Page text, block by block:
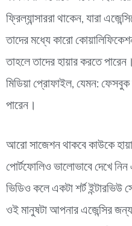
ফ্রিল্যান্সাররা থাকেন, যারা
তাদের মধ্যে কারো
তাহলে তাদের হায়ার করতে
মিডিয়া প্রোফাইল, যেমন:
পারেন।
আরো সাজেশন থাকবে কাউকে
পোর্টফোলিও ভালোভাবে দেখে
ভিডিও কলে একটা শর্ট
ওই মানুষটা আপনার এজেন্সির জন্য